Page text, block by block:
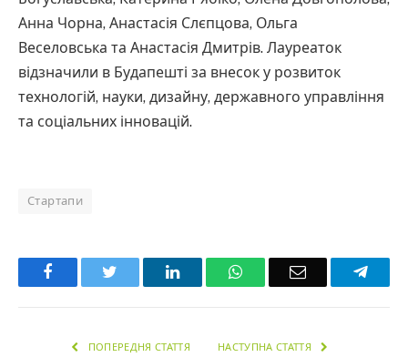
Анна Чорна, Анастасія Слєпцова, Ольга
Веселовська та Анастасія Дмитрів. Лауреаток
відзначили в Будапешті за внесок у розвиток
технологій, науки, дизайну, державного управління
та соціальних інновацій.
Стартапи
Facebook LinkedInWhatsAppEmail
ПОПЕРЕДНЯ СТАТТЯ НАСТУПНА СТАТТЯ